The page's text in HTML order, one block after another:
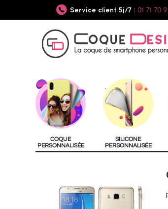
Service client 5j/7 : 01 71 70
COQUE
PERSONNALISÉE
SILICONE
PERSONNALISÉE